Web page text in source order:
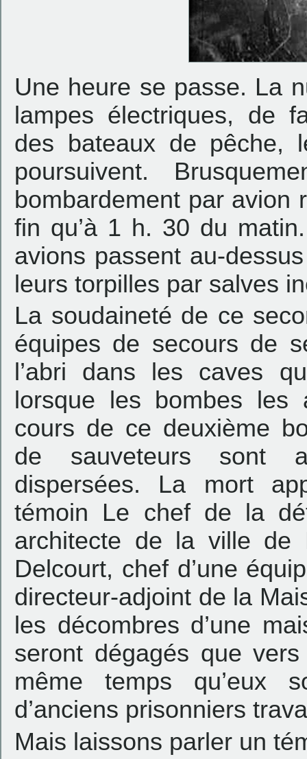
Une heure se passe. La
lampes électriques, de
des bateaux de pêche,
poursuivent.
bombardement par
fin qu’à 1 h. 30 du
avions passent au-
leurs torpilles par salves
La soudaineté de ce
équipes de secours de
l’abri dans les caves
lorsque les bombes les
cours de ce deuxième
de sauveteurs sont
dispersées. La mort
témoin Le chef de la
architecte de la ville de
Delcourt, chef d’une
directeur-adjoint de la
les décombres d’une
seront dégagés que
même temps qu’eux
d’anciens prisonniers
Mais laissons parler un